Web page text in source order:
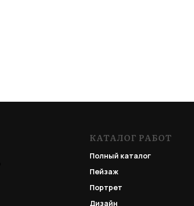
КАТАЛОГ РАБОТ
Полный каталог
Пейзаж
Портрет
Дизайн